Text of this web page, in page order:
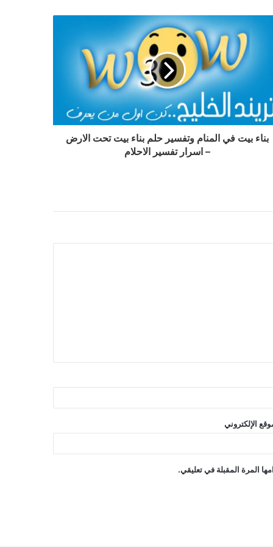
بناء بيت في المنام وتفسير حلم بناء بيت تحت الارض
– اسرار تفسير الاحلام
الإلكتروني
المرة المقبلة في تعليقي.